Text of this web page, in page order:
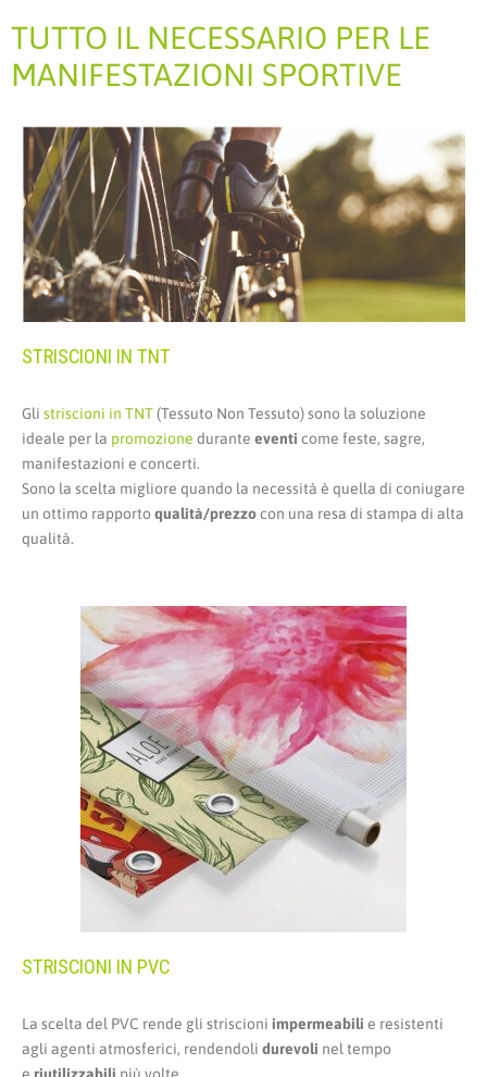
TUTTO IL NECESSARIO PER LE
MANIFESTAZIONI SPORTIVE
STRISCIONI IN TNT
Gli striscioni in TNT(Tessuto Non Tessuto) sono la soluzione
ideale per la promozione durante eventi come feste, sagre,
manifestazioni e concerti.
Sono la scelta migliore quando la necessità è quella di coniugare
un ottimo rapporto qualità/prezzocon una resa di stampa di alta
qualità.
STRISCIONI IN PVC
La scelta del PVC rende gli striscioni impermeabili e resistenti
agli agenti atmosferici, rendendoli durevoli nel tempo